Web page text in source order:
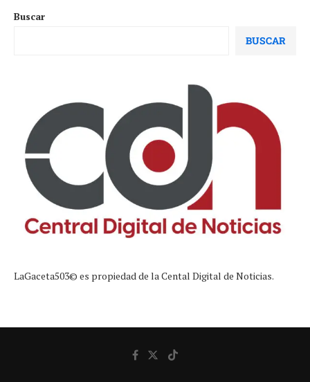
Buscar
BUSCAR
LaGaceta503© es propiedad de la Cental Digital de Noticias.